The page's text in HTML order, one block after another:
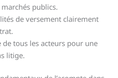
publics.
de versement clairement
de tous les acteurs pour une
litige.